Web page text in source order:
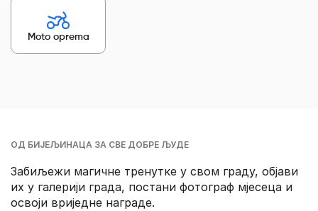
Moto oprema
ОД БИЈЕЉИНАЦА ЗА СВЕ ДОБРЕ ЉУДЕ
Забиљежи магичне тренутке у свом граду, објави
их у галерији града, постани фотограф мјесеца и
освоји вриједне награде.